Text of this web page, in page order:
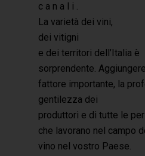
c a n a l i .
La varietà dei vini,
dei vitigni
e dei territori dell’Italia è
sorprendente.
fattore importante, la
gentilezza dei
produttori e di tutte le
che lavorano nel campo
vino nel vostro Paese.